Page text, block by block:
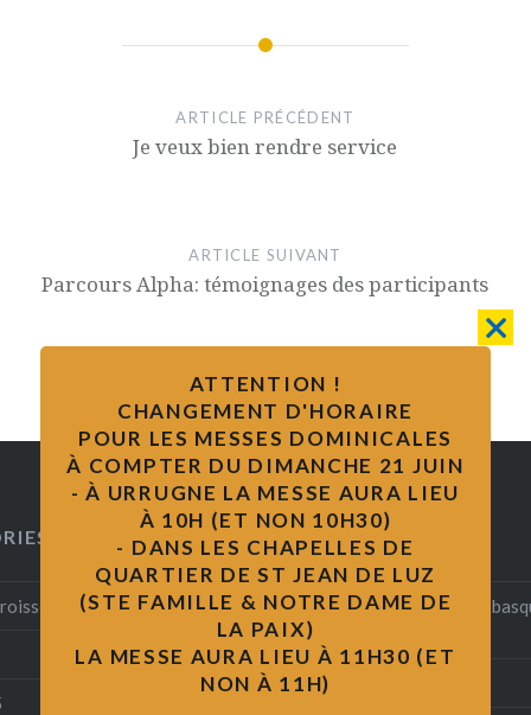
ARTICLE PRÉCÉDENT
Je veux bien rendre service
ARTICLE SUIVANT
Parcours Alpha: témoignages des participants
LIENS
Biblia eukaraz- la Bible en
labourdin
Connexion
ATTENTION !
CHANGEMENT D'HORAIRE
POUR LES MESSES DOMINICALES
À COMPTER DU DIMANCHE 21 JUIN
- À URRUGNE LA MESSE AURA LIEU
À 10H (ET NON 10H30)
- DANS LES CHAPELLES DE
QUARTIER DE ST JEAN DE LUZ
(STE FAMILLE & NOTRE DAME DE
LA PAIX)
LA MESSE AURA LIEU À 11H30 (ET
NON À 11H)